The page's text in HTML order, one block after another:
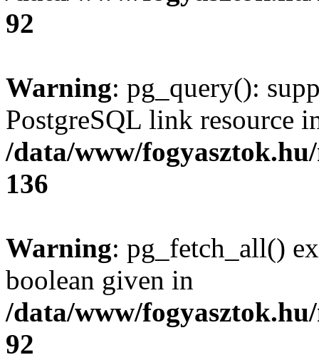
92
Warning: pg_query():
PostgreSQL link resource
/data/www/
136
Warning: pg_fetch_all()
boolean given in
/data/www/
92